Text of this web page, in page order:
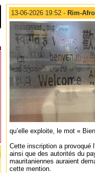
13-06-2026 19:52 - Rim-
qu’elle exploite, le mot «
Cette inscription a provoqué
ainsi que des autorités du
mauritaniennes auraient
cette mention.